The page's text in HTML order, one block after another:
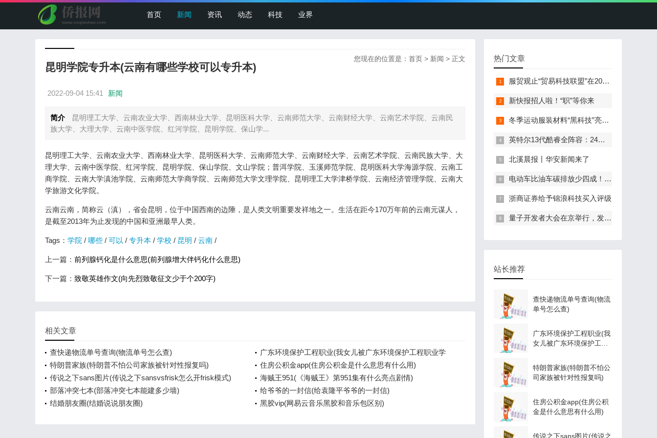
首页 新闻 资讯 动态 科技 业界
您现在的位置是： 首页 > 新闻 > 正文
昆明学院专升本(云南有哪些学校可以专升本)
2022-09-04 15:41 新闻
简介
昆明理工大学、云南农业大学、西南林业大学、昆明医科大学、云南师范大学、云南财经大学、云南艺术学院、云南民
族大学、大理大学、云南中医学院、红河学院、昆明学院、保山学...
昆明理工大学、云南农业大学、西南林业大学、昆明医科大学、云南师范大学、云南财经大学、云南艺术学院、云南民族大学、大
理大学、云南中医学院、红河学院、昆明学院、保山学院、文山学院；普洱学院、玉溪师范学院、昆明医科大学海源学院、云南工
商学院、云南大学滇池学院、云南师范大学商学院、云南师范大学文理学院、昆明理工大学津桥学院、云南经济管理学院、云南大
学旅游文化学院。
云南云南，简称云（滇），省会昆明，位于中国西南的边陲，是人类文明重要发祥地之一。生活在距今170万年前的云南元谋人，
是截至2013年为止发现的中国和亚洲最早人类。
Tags： 学院 / 哪些 / 可以 / 专升本 / 学校 / 昆明 / 云南 /
上一篇： 前列腺钙化是什么意思(前列腺增大伴钙化什么意思)
下一篇： 致敬英雄作文(向先烈致敬征文少于个200字)
相关文章
查快递物流单号查询(物流单号怎么查)
广东环境保护工程职业(我女儿被广东环境保护工程职业学
院资源
特朗普家族(特朗普不怕公司家族被针对性报复吗)
住房公积金app(住房公积金是什么意思有什么用)
传说之下sans图片(传说之下sansvsfrisk怎么开frisk模式)
海贼王951(《海贼王》第951集有什么亮点剧情)
部落冲突七本(部落冲突七本能建多少墙)
给爷爷的一封信(给袁隆平爷爷的一封信)
结婚朋友圈(结婚说说朋友圈)
黑胶vip(网易云音乐黑胶和音乐包区别)
热门文章
服贸观止“贸易科技联盟”在2022服贸会启动
新快报招人啦！“职”等你来
冬季运动服装材料“黑科技”亮相服贸会
英特尔13代酷睿全阵容：24核i9-13900K最高5.8GHz
北溪晨报丨华安新闻来了
电动车比油车碳排放少四成！能链智电助推新能源汽车普及
浙商证券给予锦浪科技买入评级
量子开发者大会在京举行，发布全球首个全平台量子软硬一体解
站长推荐
查快递物流单号查询(物流
单号怎么查)
广东环境保护工程职业(我
女儿被广东环境保护工程
特朗普家族(特朗普不怕公
司家族被针对性报复吗)
住房公积金app(住房公积
金是什么意思有什么用)
传说之下sans图片(传说之